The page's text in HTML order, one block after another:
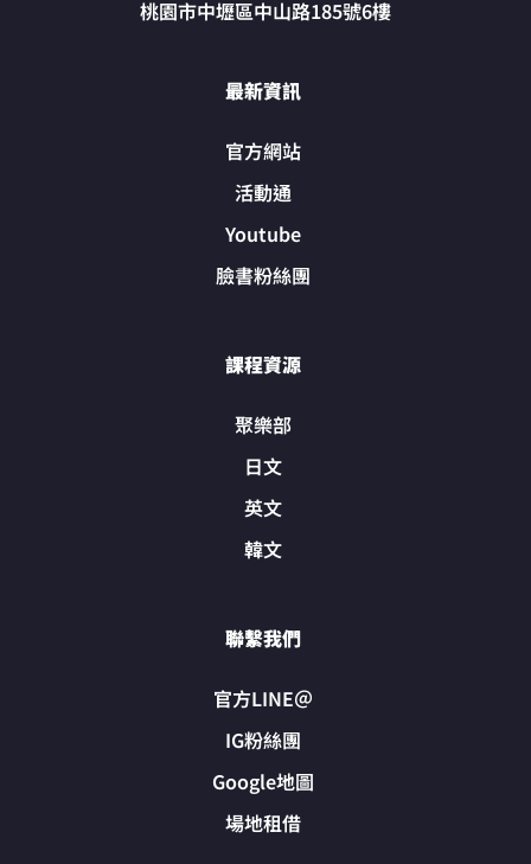
桃園市中壢區中山路185號6樓
最新資訊
官方網站
活動通
Youtube
臉書粉絲團
課程資源
聚樂部
日文
英文
韓文
聯繫我們
官方LINE＠
IG粉絲團
Google地圖
場地租借